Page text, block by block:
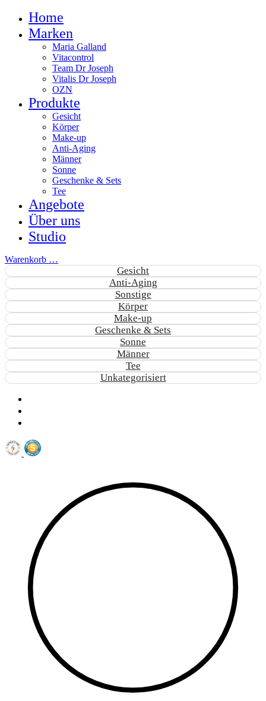
Home
Marken
Maria Galland
Vitacontrol
Team Dr Joseph
Vitalis Dr Joseph
OZN
Produkte
Gesicht
Körper
Make-up
Anti-Aging
Männer
Sonne
Geschenke & Sets
Tee
Angebote
Über uns
Studio
Warenkorb …
Gesicht
Anti-Aging
Sonstige
Körper
Make-up
Geschenke & Sets
Sonne
Männer
Tee
Unkategorisiert